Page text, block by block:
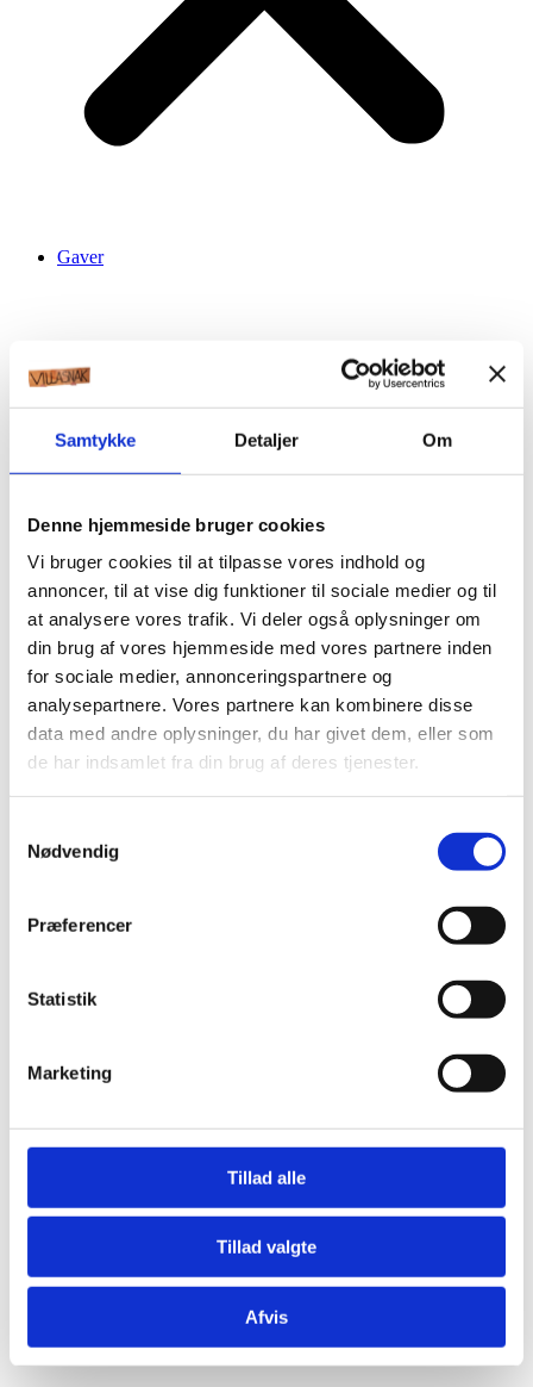
Samtykke Detaljer Om
Denne hjemmeside bruger cookies
Vi bruger cookies til at tilpasse vores indhold og
annoncer, til at vise dig funktioner til sociale medier og til
at analysere vores trafik. Vi deler også oplysninger om
din brug af vores hjemmeside med vores partnere inden
for sociale medier, annonceringspartnere og
analysepartnere. Vores partnere kan kombinere disse
data med andre oplysninger, du har givet dem, eller som
de har indsamlet fra din brug af deres tjenester.
Nødvendig
Præferencer
Statistik
Marketing
Tillad alle
Tillad valgte
Afvis
Gaver
Krystaller